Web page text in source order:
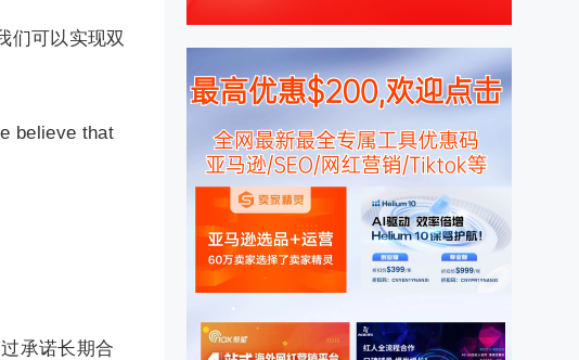
们可以实现双
believe that
承诺长期合